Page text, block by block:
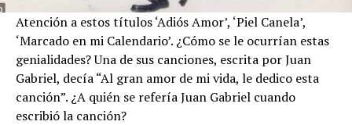
Atención a estos títulos ‘Adiós Amor’, ‘Piel Canela’,
‘Marcado en mi Calendario’. ¿Cómo se le ocurrían estas
genialidades? Una de sus canciones, escrita por Juan
Gabriel, decía “Al gran amor de mi vida, le dedico esta
canción”. ¿A quién se refería Juan Gabriel cuando
escribió la canción?